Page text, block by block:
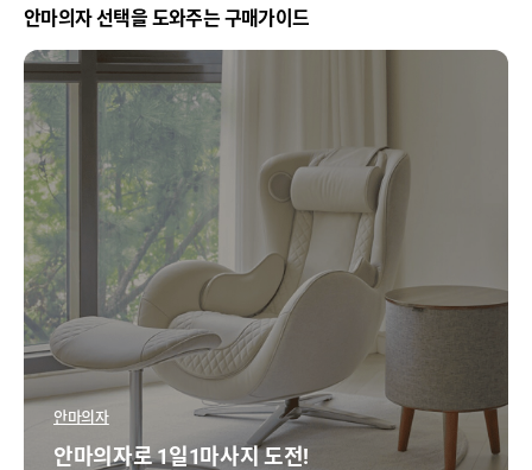
안마의자 선택을 도와주는 구매가이드
안마의자
안마의자로 1일1마사지 도전!